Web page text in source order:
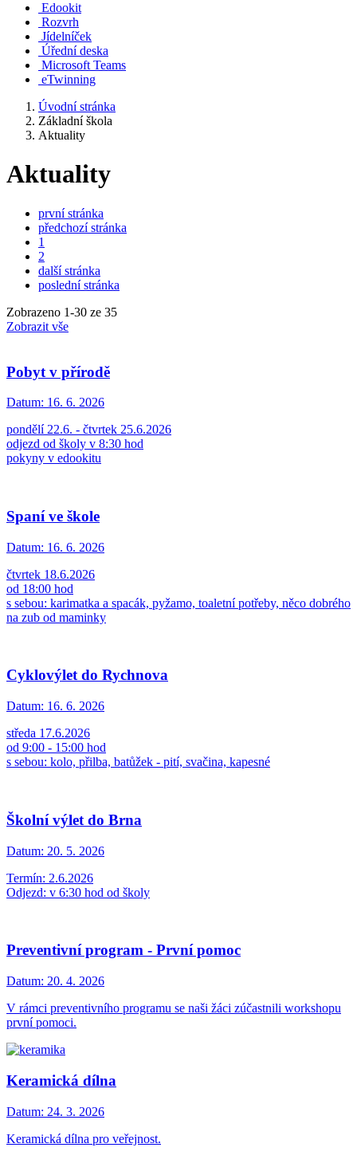
Edookit
Rozvrh
Jídelníček
Úřední deska
Microsoft Teams
eTwinning
Úvodní stránka
Základní škola
Aktuality
Aktuality
první stránka
předchozí stránka
1
2
další stránka
poslední stránka
Zobrazeno 1-30 ze 35
Zobrazit vše
Pobyt v přírodě
Datum: 16. 6. 2026
pondělí 22.6. - čtvrtek 25.6.2026
odjezd od školy v 8:30 hod
pokyny v edookitu
Spaní ve škole
Datum: 16. 6. 2026
čtvrtek 18.6.2026
od 18:00 hod
s sebou: karimatka a spacák, pyžamo, toaletní potřeby, něco dobrého
na zub od maminky
Cyklovýlet do Rychnova
Datum: 16. 6. 2026
středa 17.6.2026
od 9:00 - 15:00 hod
s sebou: kolo, přilba, batůžek - pití, svačina, kapesné
Školní výlet do Brna
Datum: 20. 5. 2026
Termín: 2.6.2026
Odjezd: v 6:30 hod od školy
Preventivní program - První pomoc
Datum: 20. 4. 2026
V rámci preventivního programu se naši žáci zúčastnili workshopu
první pomoci.
Keramická dílna
Datum: 24. 3. 2026
Keramická dílna pro veřejnost.